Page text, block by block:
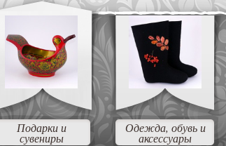
Подарки и
сувениры
Одежда, обувь и
аксессуары